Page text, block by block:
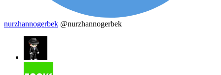
nurzhannogerbek @nurzhannogerbek